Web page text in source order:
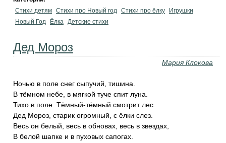
Стихи детям Стихи про Новый год Стихи про ёлку
Игрушки
Новый Год
Ёлка Детские стихи
Дед Мороз
Мария Клокова
Ночью в поле снег сыпучий, тишина.
В тёмном небе, в мягкой туче спит луна.
Тихо в поле. Тёмный-тёмный смотрит лес.
Дед Мороз, старик огромный, с ёлки слез.
Весь он белый, весь в обновах, весь в звездах,
В белой шапке и в пуховых сапогах.